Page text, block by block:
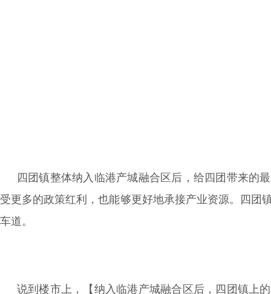
四团镇整体纳入临港产城融合区后，给四团带来的
受更多的政策红利，也能够更好地承接产业资源。四团
车道。
说到楼市上，【纳入临港产城融合区后，四团镇上